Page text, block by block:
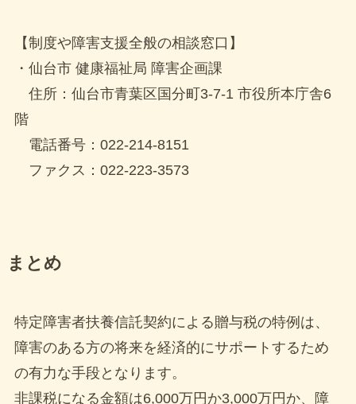
【制度や障害支援全般の相談窓口】
・仙台市 健康福祉局 障害企画課
住所：仙台市青葉区国分町3-7-1 市役所本庁舎6
階
電話番号：022-214-8151
ファクス：022-223-3573
まとめ
特定障害者扶養信託契約による贈与税の特例は、
障害のある方の将来を経済的にサポートするため
の有力な手段となります。
非課税になる金額は6,000万円か3,000万円か、障